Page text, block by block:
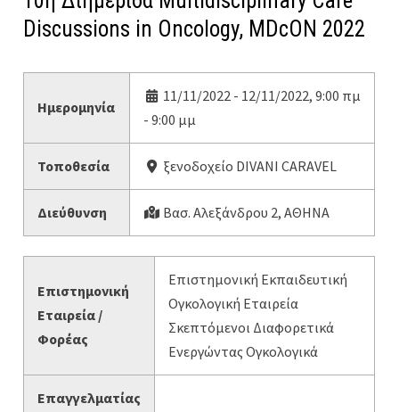
Discussions in Oncology, MDcON 2022
Ημερομηνία
11/11/2022 - 12/11/2022, 9:00 πμ
- 9:00 μμ
Τοποθεσία ξενοδοχείο DIVANI CARAVEL
Διεύθυνση Βασ. Αλεξάνδρου 2, ΑΘΗΝΑ
Επιστημονική
Εταιρεία /
Φορέας
Επιστημονική Εκπαιδευτική
Ογκολογική Εταιρεία
Σκεπτόμενοι Διαφορετικά
Ενεργώντας Ογκολογικά
Επαγγελματίας